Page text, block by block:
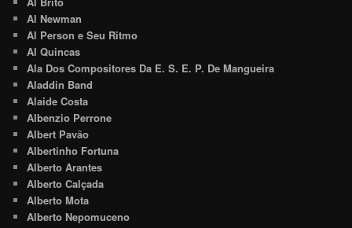
Al Newman
Al Person e Seu Ritmo
Al Quincas
Ala Dos Compositores Da E. S. E. P. De Mangueira
Aladdin Band
Alaide Costa
Albenzio Perrone
Albert Pavão
Albertinho Fortuna
Alberto Arantes
Alberto Calçada
Alberto Mota
Alberto Nepomuceno